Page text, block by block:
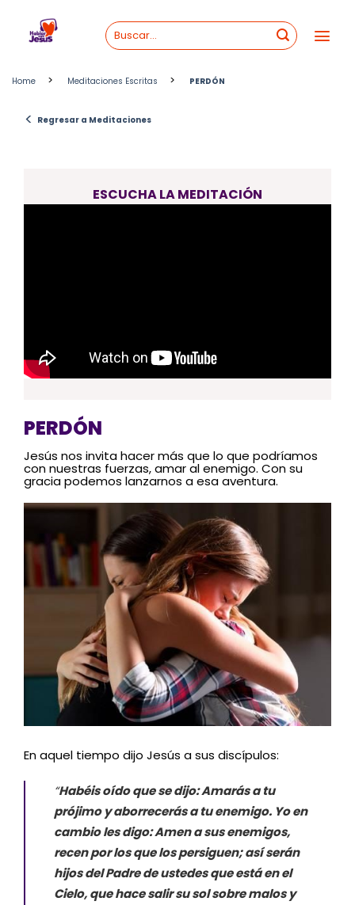
content
Home > Meditaciones Escritas > PERDÓN
< Regresar a Meditaciones
ESCUCHA LA MEDITACIÓN
PERDÓN
Jesús nos invita hacer más que lo que podríamos
con nuestras fuerzas, amar al enemigo. Con su
gracia podemos lanzarnos a esa aventura.
En aquel tiempo dijo Jesús a sus discípulos:
“Habéis oído que se dijo: Amarás a tu
prójimo y aborrecerás a tu enemigo. Yo en
cambio les digo: Amen a sus enemigos,
recen por los que los persiguen; así serán
hijos del Padre de ustedes que está en el
Cielo, que hace salir su sol sobre malos y